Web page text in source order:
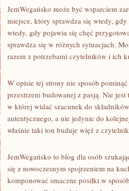
JemWegańsko może być wsparciem
miejsce, który sprawdza się wtedy,
wtedy, gdy pojawia się chęć
sprawdza się w różnych sytuacjach.
razem z potrzebami czytelników i ich
W opisie tej strony nie sposób
przestrzeni budowanej z pasją. Nie
w której widać szacunek do
autentycznego, a nie jedynie do
właśnie taki ton buduje więź z
JemWegańsko to blog dla osób
się z nowoczesnym spojrzeniem na
komponować smaczne posiłki w